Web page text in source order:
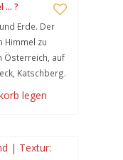
… ?
Erde. Der
Himmel zu
Österreich, auf
Katschberg.
legen